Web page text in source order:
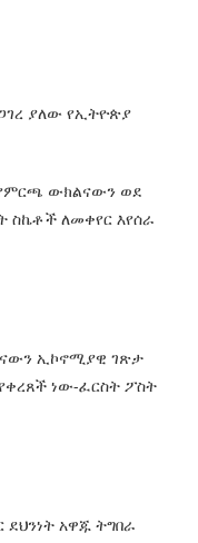
ያለው የኢትዮጵያ
ውክልናውን ወደ
ለመቀየር እየሰራ
ኢኮኖሚያዊ ገጽታ
ነው-ፈርስት ፖስት
ደህንነት አዋጁ ትግበራ